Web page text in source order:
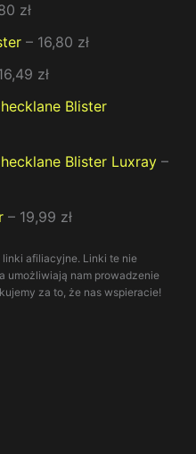
zł
– 16,80 zł
zł
Blister
Blister Luxray –
– 19,99 zł
afiliacyjne. Linki te nie
umożliwiają nam prowadzenie
za to, że nas wspieracie!